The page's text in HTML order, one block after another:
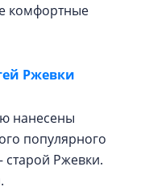
комфортные
Ржевки
нанесены
популярного
старой Ржевки.